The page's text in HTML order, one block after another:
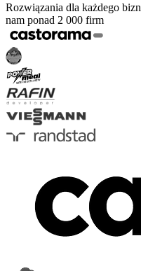
Rozwiązania dla każdego
nam ponad 2 000 firm